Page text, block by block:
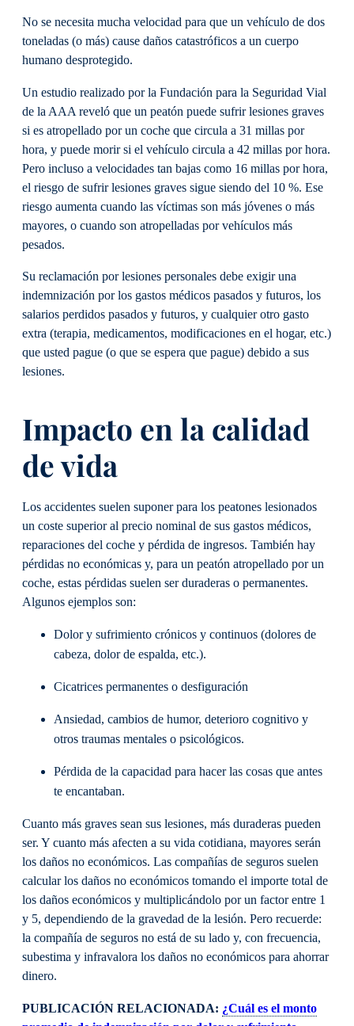
No se necesita mucha velocidad para que un vehículo de dos
toneladas (o más) cause daños catastróficos a un cuerpo
humano desprotegido.
Un estudio realizado por la Fundación para la Seguridad Vial
de la AAA reveló que un peatón puede sufrir lesiones graves
si es atropellado por un coche que circula a 31 millas por
hora, y puede morir si el vehículo circula a 42 millas por hora.
Pero incluso a velocidades tan bajas como 16 millas por hora,
el riesgo de sufrir lesiones graves sigue siendo del 10 %. Ese
riesgo aumenta cuando las víctimas son más jóvenes o más
mayores, o cuando son atropelladas por vehículos más
pesados.
Su reclamación por lesiones personales debe exigir una
indemnización por los gastos médicos pasados y futuros, los
salarios perdidos pasados y futuros, y cualquier otro gasto
extra (terapia, medicamentos, modificaciones en el hogar, etc.)
que usted pague (o que se espera que pague) debido a sus
lesiones.
Impacto en la calidad
de vida
Los accidentes suelen suponer para los peatones lesionados
un coste superior al precio nominal de sus gastos médicos,
reparaciones del coche y pérdida de ingresos. También hay
pérdidas no económicas y, para un peatón atropellado por un
coche, estas pérdidas suelen ser duraderas o permanentes.
Algunos ejemplos son:
Dolor y sufrimiento crónicos y continuos (dolores de
cabeza, dolor de espalda, etc.).
Cicatrices permanentes o desfiguración
Ansiedad, cambios de humor, deterioro cognitivo y
otros traumas mentales o psicológicos.
Pérdida de la capacidad para hacer las cosas que antes
te encantaban.
Cuanto más graves sean sus lesiones, más duraderas pueden
ser. Y cuanto más afecten a su vida cotidiana, mayores serán
los daños no económicos. Las compañías de seguros suelen
calcular los daños no económicos tomando el importe total de
los daños económicos y multiplicándolo por un factor entre 1
y 5, dependiendo de la gravedad de la lesión. Pero recuerde:
la compañía de seguros no está de su lado y, con frecuencia,
subestima y infravalora los daños no económicos para ahorrar
dinero.
PUBLICACIÓN RELACIONADA: ¿Cuál es el monto